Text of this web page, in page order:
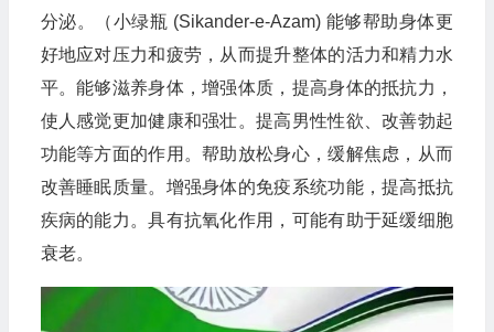
分泌。（小绿瓶 (Sikander-e-Azam) 能够帮助身体更
好地应对压力和疲劳，从而提升整体的活力和精力水
平。能够滋养身体，增强体质，提高身体的抵抗力，
使人感觉更加健康和强壮。提高男性性欲、改善勃起
功能等方面的作用。帮助放松身心，缓解焦虑，从而
改善睡眠质量。增强身体的免疫系统功能，提高抵抗
疾病的能力。具有抗氧化作用，可能有助于延缓细胞
衰老。